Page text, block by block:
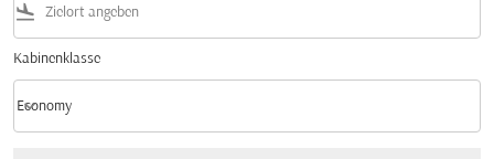
flight_land
Kabinenklasse
Kabinenklasse option Economy Selected
Economy
keyboard_arrow_down